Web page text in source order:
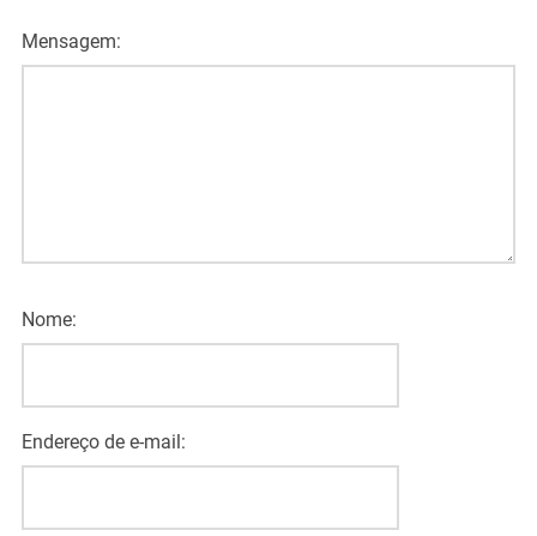
Mensagem:
Nome:
Endereço de e-mail: